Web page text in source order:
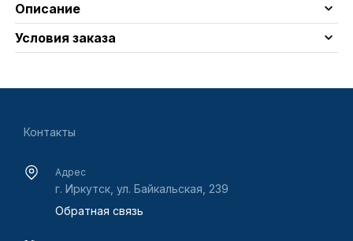
Описание
Условия заказа
Контакты
Адрес
г. Иркутск, ул. Байкальская, 239
Обратная связь